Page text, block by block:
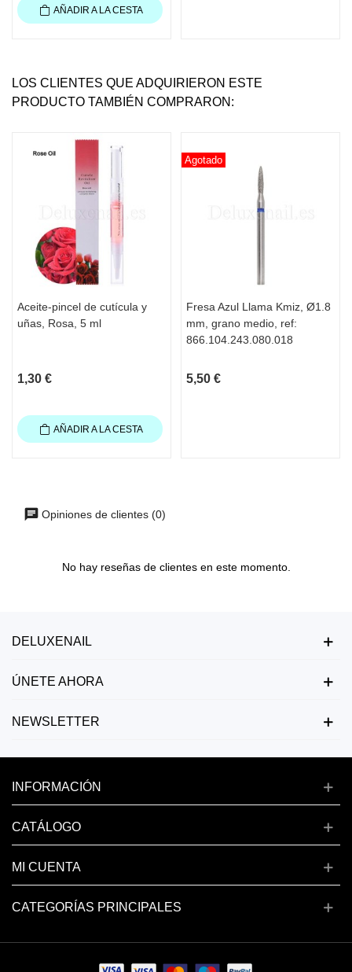
AÑADIR A LA CESTA
LOS CLIENTES QUE ADQUIRIERON ESTE
PRODUCTO TAMBIÉN COMPRARON:
Aceite-pincel de cutícula y
uñas, Rosa, 5 ml
1,30 €
AÑADIR A LA CESTA
Agotado
Fresa Azul Llama Kmiz, Ø1.8
mm, grano medio, ref:
866.104.243.080.018
5,50 €
Opiniones de clientes (0)
No hay reseñas de clientes en este momento.
DELUXENAIL
ÚNETE AHORA
NEWSLETTER
INFORMACIÓN
CATÁLOGO
MI CUENTA
CATEGORÍAS PRINCIPALES